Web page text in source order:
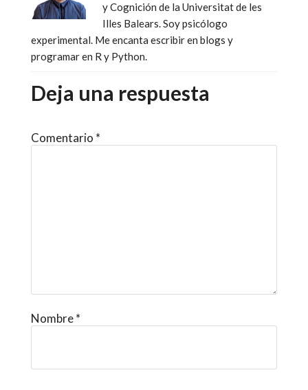
y Cognición de la Universitat de les
Illes Balears. Soy psicólogo
experimental. Me encanta escribir en blogs y
programar en R y Python.
Deja una respuesta
Comentario *
Nombre*